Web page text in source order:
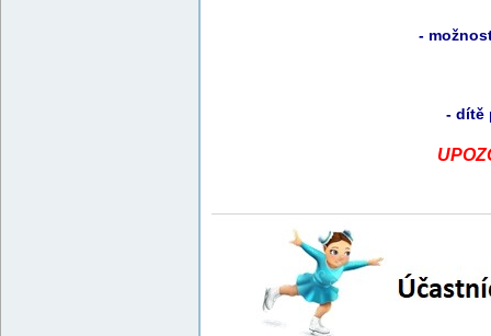
-
- dítě